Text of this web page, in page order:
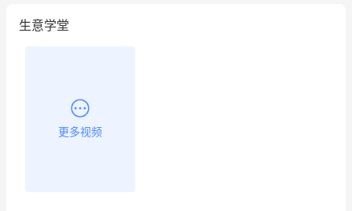
生意学堂
更多视频